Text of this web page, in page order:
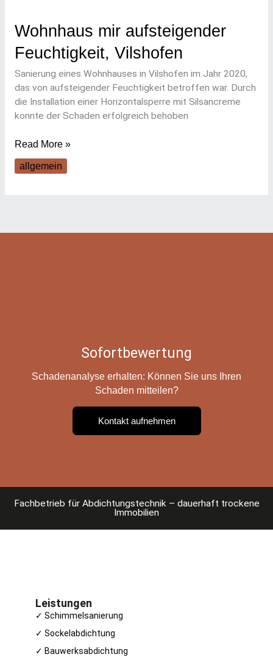
Wohnhaus mir aufsteigender
Feuchtigkeit, Vilshofen
Sanierung eines Wohnhauses in Vilshofen im Jahr 2020,
das von aufsteigender Feuchtigkeit betroffen war. Durch
die Installation einer Horizontalsperre mit Silsancreme
konnte der Schaden erfolgreich behoben
Read More »
allgemein
Sofortbewertung
Schadenanalyse erhalten: Können Sie uns Ihren
Schaden mitteilen?
Kontakt aufnehmen
Fachbetrieb für Abdichtungstechnik – dauerhaft trockene
Immobilien
Leistungen
✓ Schimmelsanierung
✓ Sockelabdichtung
✓ Bauwerksabdichtung